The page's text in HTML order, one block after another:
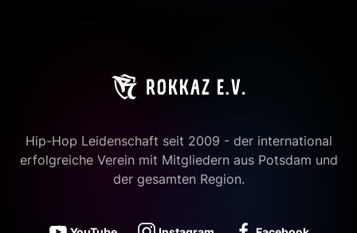
Hip-Hop Leidenschaft seit 2009 - der international
erfolgreiche Verein mit Mitgliedern aus Potsdam und
der gesamten Region.